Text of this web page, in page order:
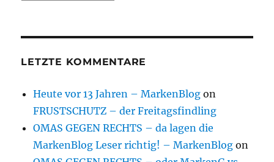
LETZTE KOMMENTARE
Heute vor 13 Jahren – MarkenBlog on
FRUSTSCHUTZ – der Freitagsfindling
OMAS GEGEN RECHTS – da lagen die
MarkenBlog Leser richtig! – MarkenBlog on